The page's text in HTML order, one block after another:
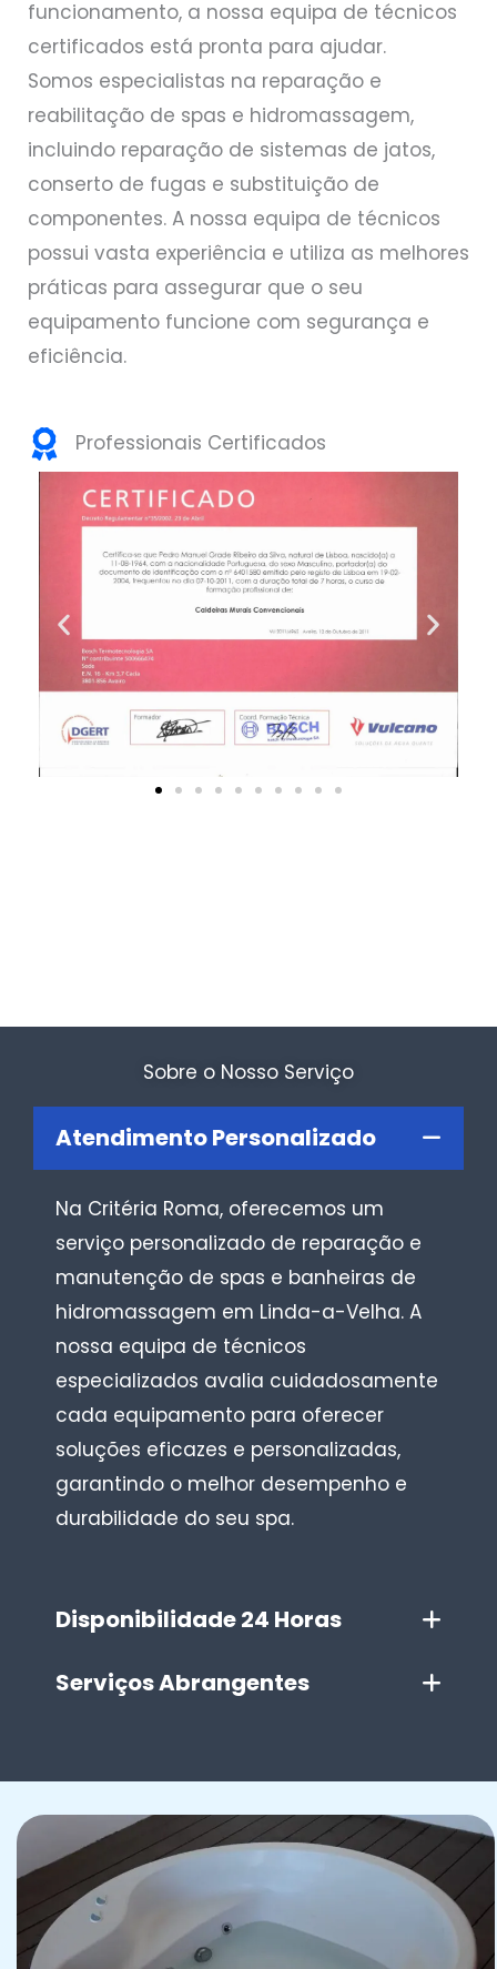
funcionamento, a nossa equipa de técnicos
certificados está pronta para ajudar.
Somos especialistas na reparação e
reabilitação de spas e hidromassagem,
incluindo reparação de sistemas de jatos,
conserto de fugas e substituição de
componentes. A nossa equipa de técnicos
possui vasta experiência e utiliza as melhores
práticas para assegurar que o seu
equipamento funcione com segurança e
eficiência.
Professionais Certificados
Sobre o Nosso Serviço
Atendimento Personalizado
Na Critéria Roma, oferecemos um
serviço personalizado de reparação e
manutenção de spas e banheiras de
hidromassagem em Linda-a-Velha. A
nossa equipa de técnicos
especializados avalia cuidadosamente
cada equipamento para oferecer
soluções eficazes e personalizadas,
garantindo o melhor desempenho e
durabilidade do seu spa.
Disponibilidade 24 Horas
Serviços Abrangentes